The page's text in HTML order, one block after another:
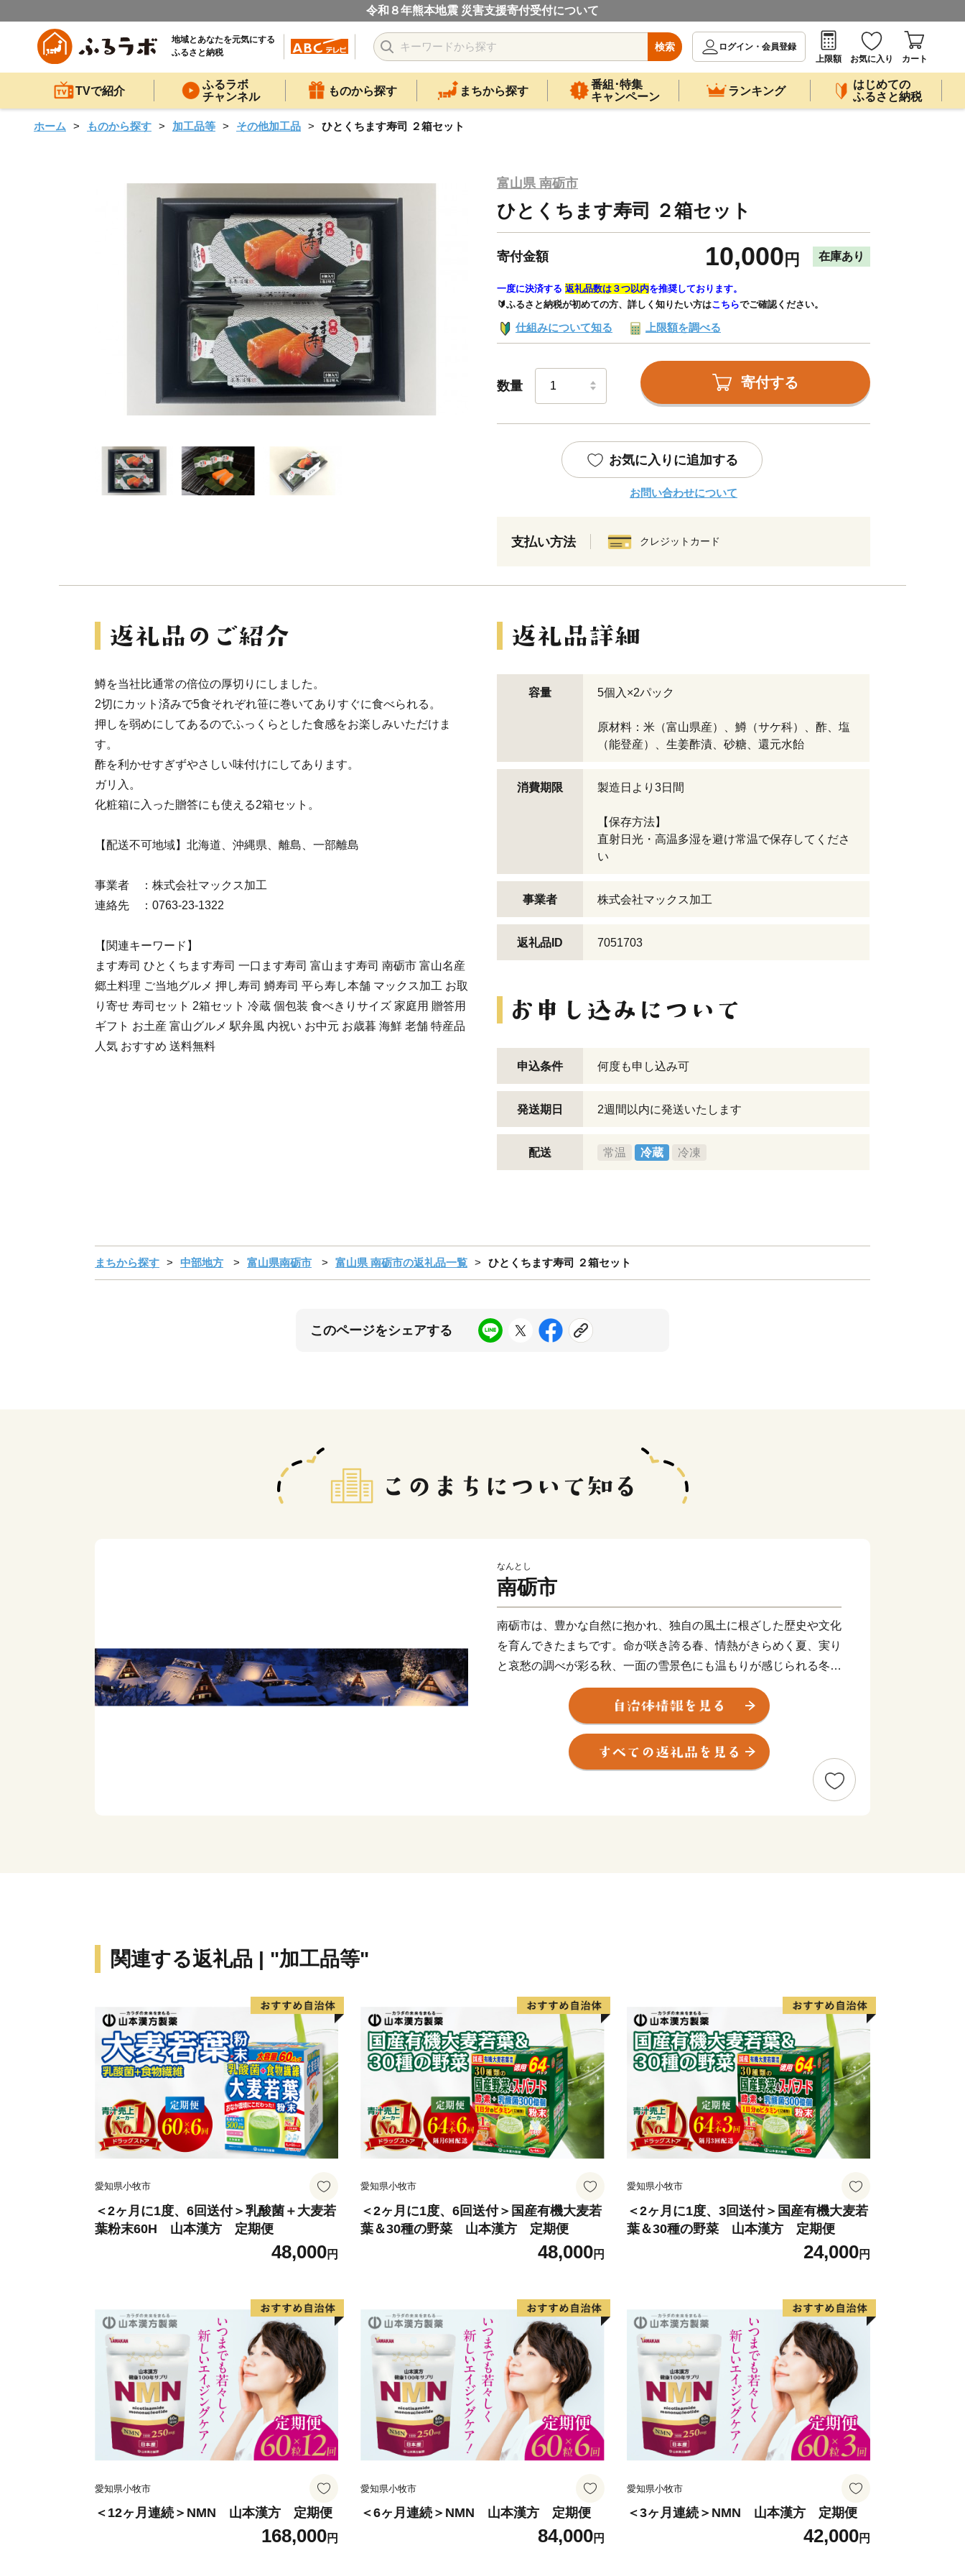
令和８年熊本地震 災害支援寄付受付について
地域とあなたを元気にする
ふるさと納税
検索
ログイン・会員登録
上限額
お気に入り カート
TVで紹介
ふるラボ
チャンネル
ものから探す まちから探す
番組･特集
キャンペーン
ランキング
はじめての
ふるさと納税
ホーム ものから探す 加工品等 その他加工品 ひとくちます寿司 ２箱セット
富山県 南砺市
ひとくちます寿司 ２箱セット
寄付金額 10,000 円 在庫あり
一度に決済する 返礼品数は３つ以内を推奨しております。
🔰ふるさと納税が初めての方、詳しく知りたい方はこちらでご確認ください。
仕組みについて知る 上限額を調べる
数量 寄付する
お気に入りに追加する
お問い合わせについて
支払い方法 クレジットカード
鱒を当社比通常の倍位の厚切りにしました。
2切にカット済みで5食それぞれ笹に巻いてありすぐに食べられる。
押しを弱めにしてあるのでふっくらとした食感をお楽しみいただけま
す。
酢を利かせすぎずやさしい味付けにしてあります。
ガリ入。
化粧箱に入った贈答にも使える2箱セット。
【配送不可地域】北海道、沖縄県、離島、一部離島
事業者 ：株式会社マックス加工
連絡先 ：0763-23-1322
【関連キーワード】
ます寿司 ひとくちます寿司 一口ます寿司 富山ます寿司 南砺市 富山名産
郷土料理 ご当地グルメ 押し寿司 鱒寿司 平ら寿し本舗 マックス加工 お取
り寄せ 寿司セット 2箱セット 冷蔵 個包装 食べきりサイズ 家庭用 贈答用
ギフト お土産 富山グルメ 駅弁風 内祝い お中元 お歳暮 海鮮 老舗 特産品
人気 おすすめ 送料無料
容量 5個入×2パック
原材料：米（富山県産）、鱒（サケ科）、酢、塩
（能登産）、生姜酢漬、砂糖、還元水飴
消費期限 製造日より3日間
【保存方法】
直射日光・高温多湿を避け常温で保存してくださ
い
事業者 株式会社マックス加工
返礼品ID 7051703
申込条件 何度も申し込み可
発送期日 2週間以内に発送いたします
配送 常温 冷蔵 冷凍
まちから探す 中部地方 富山県南砺市 富山県 南砺市の返礼品一覧 ひとくちます寿司 ２箱セット
このページをシェアする
なんとし
南砺市
南砺市は、豊かな自然に抱かれ、独自の風土に根ざした歴史や文化
を育んできたまちです。命が咲き誇る春、情熱がきらめく夏、実り
と哀愁の調べが彩る秋、一面の雪景色にも温もりが感じられる冬
と、日本の原風景が息づく南砺の里山では、四季を通じて人と自然
が調和しゆったりとした時間が流れています。中でも、山間部には
平成7年世界文化遺産に登録された「五箇山合掌造り集落」があ
り、まるで昔話に出てくるような懐かしい風景が今も残っていま
す。ミシュランガイドで３つ星評価をいただき、世界中からお客様
が来訪されます。また300年の伝統を誇る「城端曳山祭」（毎年５
関連する返礼品 | "加工品等"
愛知県小牧市
＜2ヶ月に1度、6回送付＞乳酸菌＋大麦若
葉粉末60H 山本漢方 定期便
48,000円
愛知県小牧市
＜2ヶ月に1度、6回送付＞国産有機大麦若
葉＆30種の野菜 山本漢方 定期便
48,000円
愛知県小牧市
＜2ヶ月に1度、3回送付＞国産有機大麦若
葉＆30種の野菜 山本漢方 定期便
24,000円
愛知県小牧市
＜12ヶ月連続＞NMN 山本漢方 定期便
168,000円
愛知県小牧市
＜6ヶ月連続＞NMN 山本漢方 定期便
84,000円
愛知県小牧市
＜3ヶ月連続＞NMN 山本漢方 定期便
42,000円